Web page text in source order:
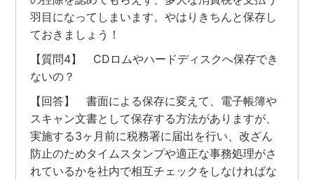
羽目になってしまいます。やはりきちんと保存し
ておきましょう！
【質問4】 CDロムやハードディスクへ保存でき
ないの？
【回答】 書面による保存に変えて、電子帳簿や
スキャン文書として保存する方法がありますが、
実施する3ヶ月前に税務署に届出を行い、改ざん
防止のためタイムスタンプや適正な事務処理がさ
れているかを社内で相互チェックをしなければな